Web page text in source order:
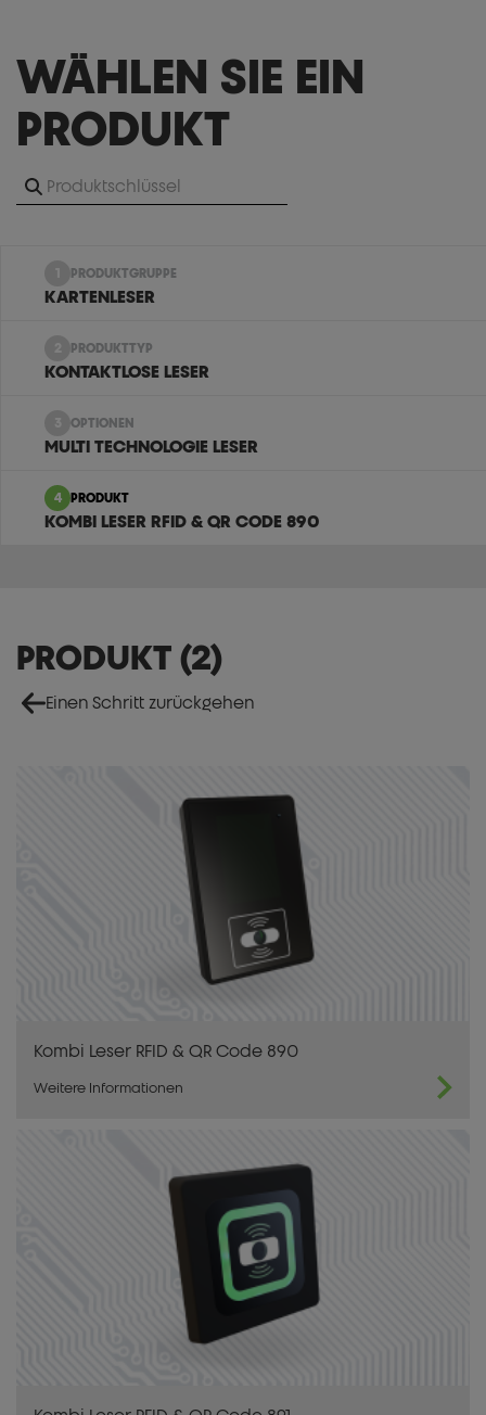
WÄHLEN SIE EIN
PRODUKT
PRODUKTGRUPPE
KARTENLESER
PRODUKTTYP
KONTAKTLOSE LESER
OPTIONEN
MULTI TECHNOLOGIE LESER
4 PRODUKT
KOMBI LESER RFID & QR CODE 890
PRODUKT (2)
Einen Schritt zurückgehen
Kombi Leser RFID & QR Code 890
Weitere Informationen